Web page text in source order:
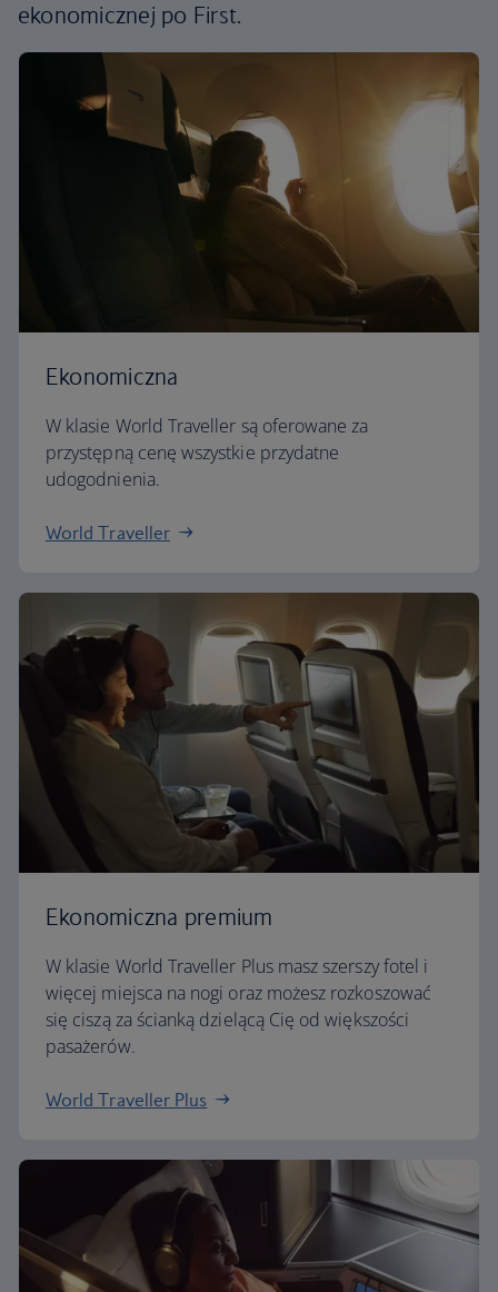
ekonomicznej po First.
Ekonomiczna
W klasie World Traveller są oferowane za
przystępną cenę wszystkie przydatne
udogodnienia.
World Traveller
Ekonomiczna premium
W klasie World Traveller Plus masz szerszy fotel i
więcej miejsca na nogi oraz możesz rozkoszować
się ciszą za ścianką dzielącą Cię od większości
pasażerów.
World Traveller Plus